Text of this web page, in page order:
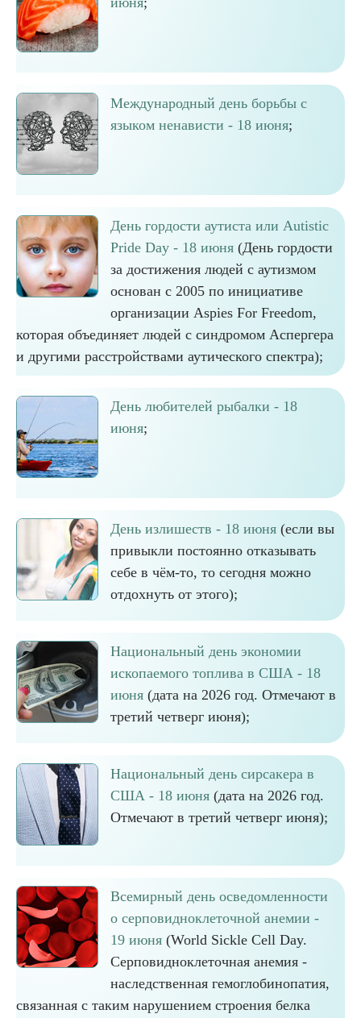
Международный день борьбы с
языком ненависти - 18 июня;
День гордости аутиста или Autistic
Pride Day - 18 июня (День гордости
за достижения людей с аутизмом
основан с 2005 по инициативе
организации Aspies For Freedom,
которая объединяет людей с синдромом Аспергера
и другими расстройствами аутического спектра);
День любителей рыбалки - 18
июня;
День излишеств - 18 июня (если вы
привыкли постоянно отказывать
себе в чём-то, то сегодня можно
отдохнуть от этого);
Национальный день экономии
ископаемого топлива в США - 18
июня (дата на 2026 год. Отмечают в
третий четверг июня);
Национальный день сирсакера в
США - 18 июня (дата на 2026 год.
Отмечают в третий четверг июня);
Всемирный день осведомленности
о серповидноклеточной анемии -
19 июня (World Sickle Cell Day.
Серповидноклеточная анемия -
наследственная гемоглобинопатия,
связанная с таким нарушением строения белка